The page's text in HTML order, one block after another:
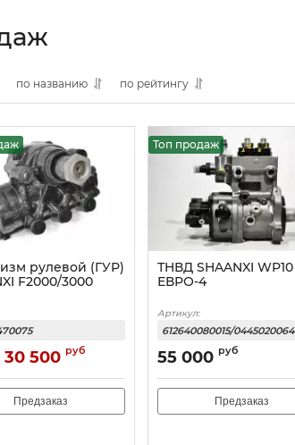
по названию по рейтингу
рулевой (ГУР)
F2000/3000
30 500 руб
Предзаказ
Топ продаж
ТНВД SHAANXI WP10
ЕВРО-4
Артикул:
612640080015/0445020064
55 000 руб
Предзаказ